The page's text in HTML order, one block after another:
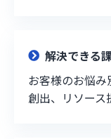
解決できる
お客様のお悩
創出、リソース